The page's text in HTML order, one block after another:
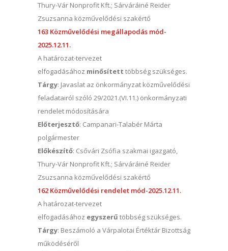
Thury-Vár Nonprofit Kft.; Sárváráiné Reider
Zsuzsanna közművelődési szakértő
163 Közművelődési megállapodás mód-
2025.12.11.
A határozat-tervezet
elfogadásához minősített többség szükséges.
Tárgy: Javaslat az önkormányzat közművelődési
feladatairól szóló 29/2021.(VI.11.) önkormányzati
rendelet módosítására
Előterjesztő: Campanari-Talabér Márta
polgármester
Előkészítő: Csővári Zsófia szakmai igazgató,
Thury-Vár Nonprofit Kft.; Sárváráiné Reider
Zsuzsanna közművelődési szakértő
162 Közművelődési rendelet mód-2025.12.11.
A határozat-tervezet
elfogadásához egyszerű többség szükséges.
Tárgy: Beszámoló a Várpalotai Értéktár Bizottság
működéséről